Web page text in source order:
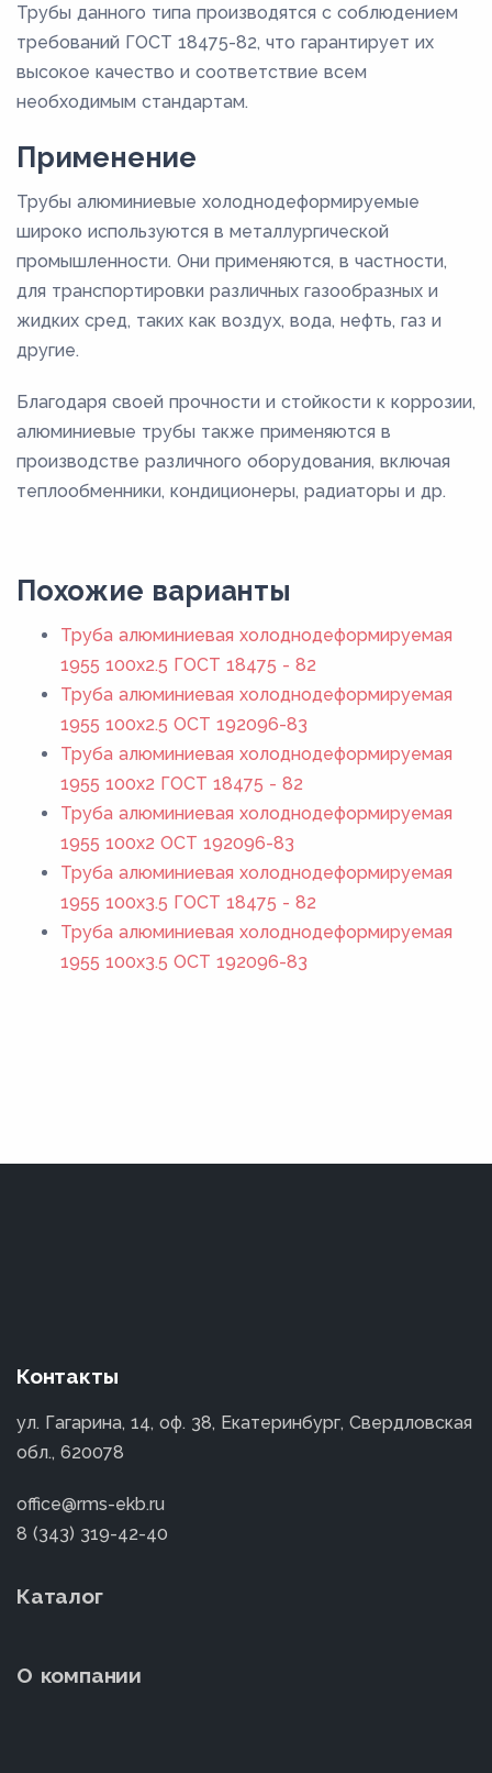
Трубы данного типа производятся с соблюдением
требований ГОСТ 18475-82, что гарантирует их
высокое качество и соответствие всем
необходимым стандартам.
Применение
Трубы алюминиевые холоднодеформируемые
широко используются в металлургической
промышленности. Они применяются, в частности,
для транспортировки различных газообразных и
жидких сред, таких как воздух, вода, нефть, газ и
другие.
Благодаря своей прочности и стойкости к коррозии,
алюминиевые трубы также применяются в
производстве различного оборудования, включая
теплообменники, кондиционеры, радиаторы и др.
Похожие варианты
Труба алюминиевая холоднодеформируемая
1955 100x2.5 ГОСТ 18475 - 82
Труба алюминиевая холоднодеформируемая
1955 100x2.5 ОСТ 192096-83
Труба алюминиевая холоднодеформируемая
1955 100x2 ГОСТ 18475 - 82
Труба алюминиевая холоднодеформируемая
1955 100x2 ОСТ 192096-83
Труба алюминиевая холоднодеформируемая
1955 100x3.5 ГОСТ 18475 - 82
Труба алюминиевая холоднодеформируемая
1955 100x3.5 ОСТ 192096-83
Контакты
ул. Гагарина, 14, оф. 38, Екатеринбург, Свердловская
обл., 620078
office@rms-ekb.ru
8 (343) 319-42-40
Каталог
О компании